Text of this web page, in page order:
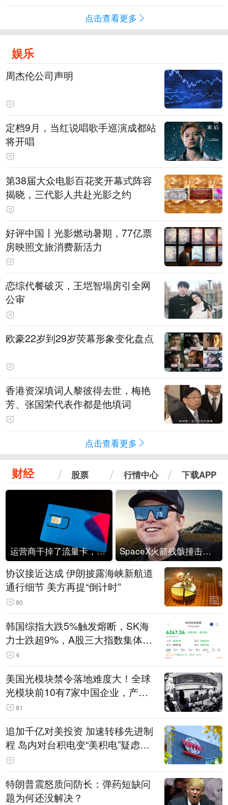
点击查看更多
娱乐
周杰伦公司声明
定档9月，当红说唱歌手巡演成都站
将开唱
第38届大众电影百花奖开幕式阵容
揭晓，三代影人共赴光影之约
好评中国丨光影燃动暑期，77亿票
房映照文旅消费新活力
恋综代餐破灭，王垲智塌房引全网
公审
欧豪22岁到29岁荧幕形象变化盘点
香港资深填词人黎彼得去世，梅艳
芳、张国荣代表作都是他填词
点击查看更多
财经 股票 行情中心 下载APP
运营商干掉了流量卡，他们真的玩不起了 SpaceX火箭残骸撞击月球
协议接近达成 伊朗披露海峡新航道
通行细节 美方再提“倒计时”
80
韩国综指大跌5%触发熔断，SK海
力士跌超9%，A股三大指数集体低
开 4
美国光模块禁令落地难度大！全球
光模块前10有7家中国企业，产业
界人士：想“脱钩”并不容易
81
追加千亿对美投资 加速转移先进制
程 岛内对台积电变“美积电”疑虑担
忧加剧
特朗普震怒质问防长：弹药短缺问
题为何还没解决？